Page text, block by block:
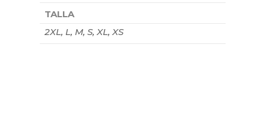
TALLA
2XL, L, M, S, XL, XS